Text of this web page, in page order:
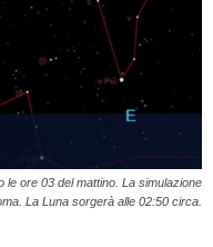
le ore 03 del mattino. La simulazione
La Luna sorgerà alle 02:50 circa.